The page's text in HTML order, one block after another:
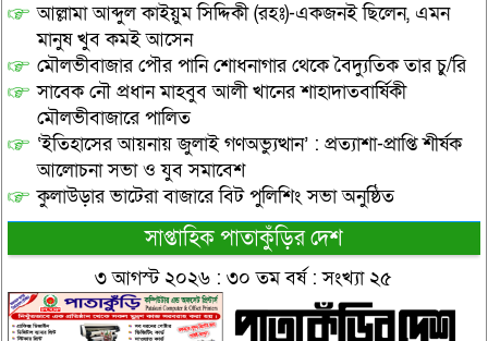
আল্লামা আব্দুল কাইয়ুম সিদ্দিকী (রহঃ)-একজনই ছিলেন, এমন
মানুষ খুব কমই আসেন
মৌলভীবাজার পৌর পানি শোধনাগার থেকে বৈদ্যুতিক তার চু/রি
সাবেক নৌ প্রধান মাহবুব আলী খানের শাহাদাতবার্ষিকী
মৌলভীবাজারে পালিত
‘ইতিহাসের আয়নায় জুলাই গণঅভ্যুত্থান’ : প্রত্যাশা-প্রাপ্তি শীর্ষক
আলোচনা সভা ও যুব সমাবেশ
কুলাউড়ার ভাটেরা বাজারে বিট পুলিশিং সভা অনুষ্ঠিত
সাপ্তাহিক পাতাকুঁড়ির দেশ
৩ আগস্ট ২০২৬ : ৩০ তম বর্ষ : সংখ্যা ২৫